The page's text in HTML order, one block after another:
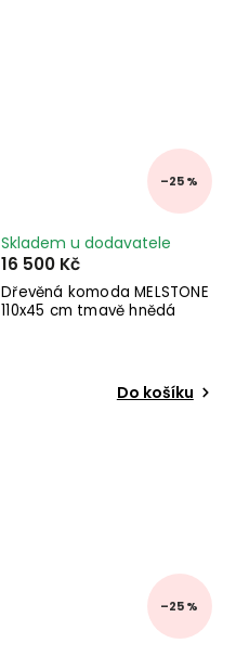
–25 %
Dřevěná komoda MELSTONE
110x45 cm tmavě hnědá
Skladem u dodavatele
16 500 Kč
Do košíku
–25 %